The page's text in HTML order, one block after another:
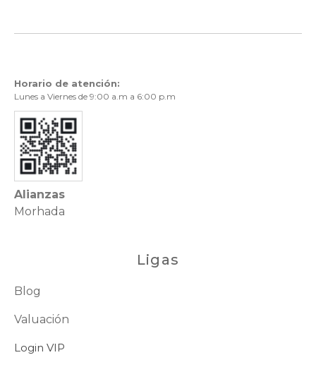
Horario de atención:
Lunes a Viernes de 9:00 a.m a 6:00 p.m
Alianzas
Morhada
Ligas
Blog
Valuación
Login VIP